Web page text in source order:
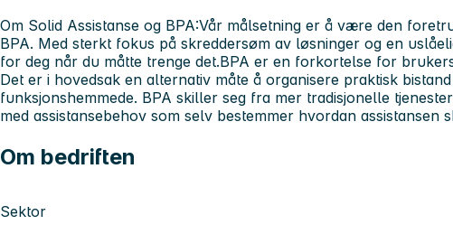
Om Solid Assistanse og BPA:Vår målsetning er å være den
BPA. Med sterkt fokus på skreddersøm av løsninger og en
for deg når du måtte trenge det.BPA er en forkortelse for
Det er i hovedsak en alternativ måte å organisere praktisk
funksjonshemmede. BPA skiller seg fra mer tradisjonelle
med assistansebehov som selv bestemmer hvordan assistansen
Om bedriften
Sektor